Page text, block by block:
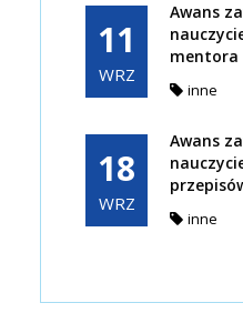
11
WRZ
Awans
mentora
inne
18
WRZ
Awans
inne